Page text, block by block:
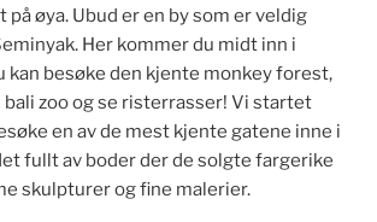
øya. Ubud er en by som er veldig
Her kommer du midt inn i
kan besøke den kjente monkey forest,
bali zoo og se risterrasser! Vi startet
en av de mest kjente gatene inne i
fullt av boder der de solgte fargerike
skulpturer og fine malerier.